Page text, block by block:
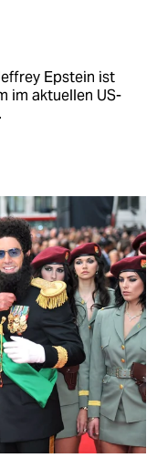
Epstein ist
im aktuellen US-